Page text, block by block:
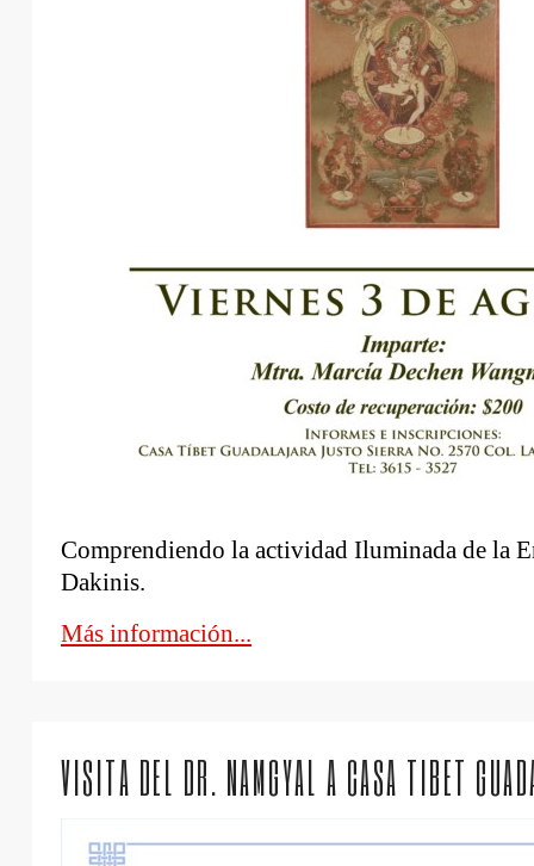
Comprendiendo la actividad Iluminada de la
Dakinis.
Más información...
VISITA DEL DR. NAMGYAL A CASA TIBET